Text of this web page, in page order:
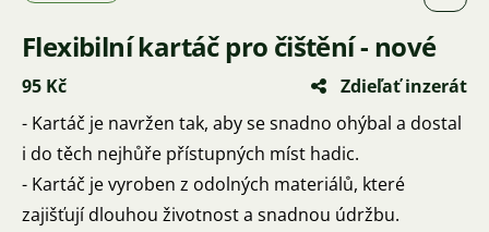
Flexibilní kartáč pro čištění - nové
95 Kč
Zdieľať inzerát
- Kartáč je navržen tak, aby se snadno ohýbal a dostal
i do těch nejhůře přístupných míst hadic.
- Kartáč je vyroben z odolných materiálů, které
zajišťují dlouhou životnost a snadnou údržbu.